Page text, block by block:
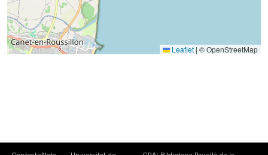
Leaflet | © OpenStreetMap